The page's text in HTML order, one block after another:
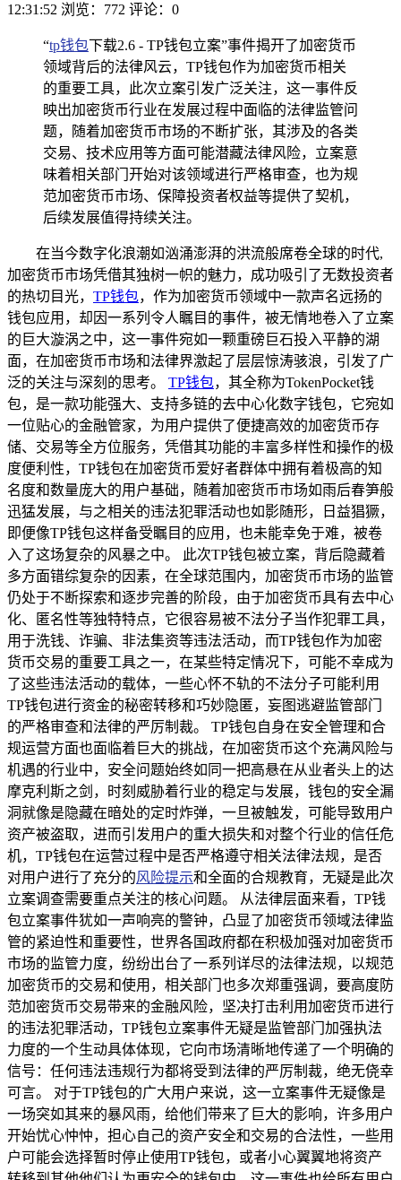
12:31:52 浏览：772 评论：0
“tp钱包下载2.6 - TP钱包立案”事件揭开了加密货币
领域背后的法律风云，TP钱包作为加密货币相关
的重要工具，此次立案引发广泛关注，这一事件反
映出加密货币行业在发展过程中面临的法律监管问
题，随着加密货币市场的不断扩张，其涉及的各类
交易、技术应用等方面可能潜藏法律风险，立案意
味着相关部门开始对该领域进行严格审查，也为规
范加密货币市场、保障投资者权益等提供了契机，
后续发展值得持续关注。
在当今数字化浪潮如汹涌澎湃的洪流般席卷全球的时代,
加密货币市场凭借其独树一帜的魅力，成功吸引了无数投资者
的热切目光， TP钱包，作为加密货币领域中一款声名远扬的
钱包应用，却因一系列令人瞩目的事件，被无情地卷入了立案
的巨大漩涡之中，这一事件宛如一颗重磅巨石投入平静的湖
面，在加密货币市场和法律界激起了层层惊涛骇浪，引发了广
泛的关注与深刻的思考。 TP钱包，其全称为TokenPocket钱
包，是一款功能强大、支持多链的去中心化数字钱包，它宛如
一位贴心的金融管家，为用户提供了便捷高效的加密货币存
储、交易等全方位服务，凭借其功能的丰富多样性和操作的极
度便利性，TP钱包在加密货币爱好者群体中拥有着极高的知
名度和数量庞大的用户基础，随着加密货币市场如雨后春笋般
迅猛发展，与之相关的违法犯罪活动也如影随形，日益猖獗，
即便像TP钱包这样备受瞩目的应用，也未能幸免于难，被卷
入了这场复杂的风暴之中。 此次TP钱包被立案，背后隐藏着
多方面错综复杂的因素，在全球范围内，加密货币市场的监管
仍处于不断探索和逐步完善的阶段，由于加密货币具有去中心
化、匿名性等独特特点，它很容易被不法分子当作犯罪工具，
用于洗钱、诈骗、非法集资等违法活动，而TP钱包作为加密
货币交易的重要工具之一，在某些特定情况下，可能不幸成为
了这些违法活动的载体，一些心怀不轨的不法分子可能利用
TP钱包进行资金的秘密转移和巧妙隐匿，妄图逃避监管部门
的严格审查和法律的严厉制裁。 TP钱包自身在安全管理和合
规运营方面也面临着巨大的挑战，在加密货币这个充满风险与
机遇的行业中，安全问题始终如同一把高悬在从业者头上的达
摩克利斯之剑，时刻威胁着行业的稳定与发展，钱包的安全漏
洞就像是隐藏在暗处的定时炸弹，一旦被触发，可能导致用户
资产被盗取，进而引发用户的重大损失和对整个行业的信任危
机，TP钱包在运营过程中是否严格遵守相关法律法规，是否
对用户进行了充分的风险提示和全面的合规教育，无疑是此次
立案调查需要重点关注的核心问题。 从法律层面来看，TP钱
包立案事件犹如一声响亮的警钟，凸显了加密货币领域法律监
管的紧迫性和重要性，世界各国政府都在积极加强对加密货币
市场的监管力度，纷纷出台了一系列详尽的法律法规，以规范
加密货币的交易和使用，相关部门也多次郑重强调，要高度防
范加密货币交易带来的金融风险，坚决打击利用加密货币进行
的违法犯罪活动，TP钱包立案事件无疑是监管部门加强执法
力度的一个生动具体体现，它向市场清晰地传递了一个明确的
信号：任何违法违规行为都将受到法律的严厉制裁，绝无侥幸
可言。 对于TP钱包的广大用户来说，这一立案事件无疑像是
一场突如其来的暴风雨，给他们带来了巨大的影响，许多用户
开始忧心忡忡，担心自己的资产安全和交易的合法性，一些用
户可能会选择暂时停止使用TP钱包，或者小心翼翼地将资产